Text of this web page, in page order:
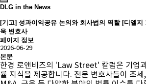
DLG in the News
[기고] 성과이익공유 논의와 회사법의 역할 [디엘
욱 변호사
페이지 정보
2026-06-29
본문
한경 로앤비즈의 'Law Street' 칼럼은 기업
률 지식을 제공합니다. 전문 변호사들이 조